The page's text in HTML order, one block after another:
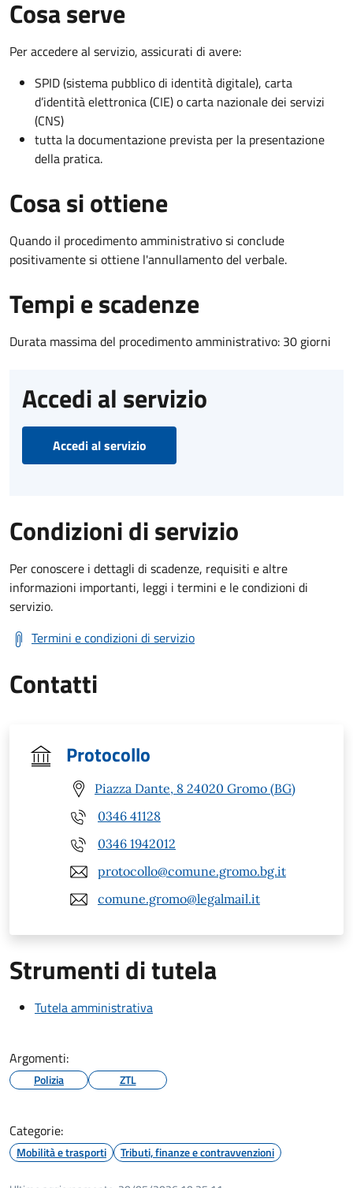
Cosa serve
Per accedere al servizio, assicurati di avere:
SPID (sistema pubblico di identità digitale), carta
d’identità elettronica (CIE) o carta nazionale dei servizi
(CNS)
tutta la documentazione prevista per la presentazione
della pratica.
Cosa si ottiene
Quando il procedimento amministrativo si conclude
positivamente si ottiene l'annullamento del verbale.
Tempi e scadenze
Durata massima del procedimento amministrativo: 30 giorni
Accedi al servizio
Accedi al servizio
Condizioni di servizio
Per conoscere i dettagli di scadenze, requisiti e altre
informazioni importanti, leggi i termini e le condizioni di
servizio.
Termini e condizioni di servizio
Contatti
Protocollo
Piazza Dante, 8 24020 Gromo (BG)
0346 41128
0346 1942012
protocollo@comune.gromo.bg.it
comune.gromo@legalmail.it
Strumenti di tutela
Tutela amministrativa
Argomenti:
Polizia ZTL
Categorie:
Mobilità e trasporti Tributi, finanze e contravvenzioni